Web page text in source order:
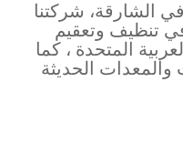
الشارقة، شركتنا
تنظيف وتعقيم
المتحدة ، كما
والمعدات الحديثة